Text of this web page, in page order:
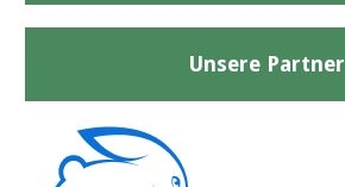
Unsere Partner